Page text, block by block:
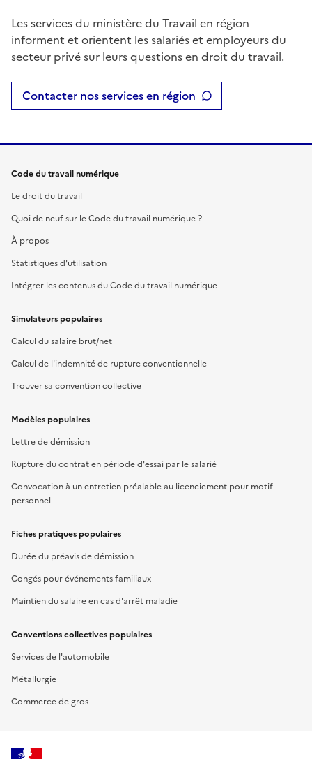
Les services du ministère du Travail en région
informent et orientent les salariés et employeurs du
secteur privé sur leurs questions en droit du travail.
Contacter nos services en région
Code du travail numérique
Le droit du travail
Quoi de neuf sur le Code du travail numérique ?
À propos
Statistiques d'utilisation
Intégrer les contenus du Code du travail numérique
Simulateurs populaires
Calcul du salaire brut/net
Calcul de l'indemnité de rupture conventionnelle
Trouver sa convention collective
Modèles populaires
Lettre de démission
Rupture du contrat en période d'essai par le salarié
Convocation à un entretien préalable au licenciement pour motif
personnel
Fiches pratiques populaires
Durée du préavis de démission
Congés pour événements familiaux
Maintien du salaire en cas d'arrêt maladie
Conventions collectives populaires
Services de l'automobile
Métallurgie
Commerce de gros